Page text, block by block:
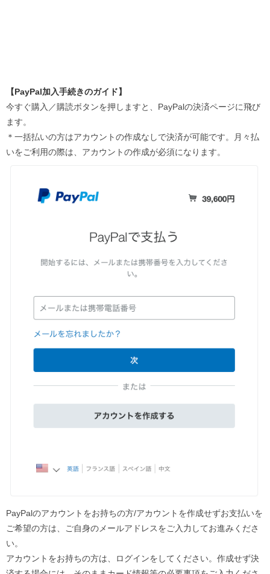
【PayPal加入手続きのガイド】
今すぐ購入／購読ボタンを押しますと、PayPalの決済ページに飛び
ます。
＊一括払いの方はアカウントの作成なしで決済が可能です。月々払
いをご利用の際は、アカウントの作成が必須になります。
PayPalのアカウントをお持ちの方/アカウントを作成せずお支払いを
ご希望の方は、ご自身のメールアドレスをご入力してお進みくださ
い。
アカウントをお持ちの方は、ログインをしてください。作成せず決